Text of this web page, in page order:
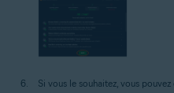
Si vous le souhaitez, vous